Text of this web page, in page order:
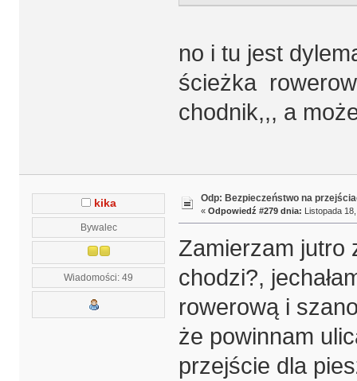
no i tu jest
ścieżka
chodnik,,, a
kika
Bywalec
Wiadomości: 49
Odp: Bezpieczeństwo na
« Odpowiedź #279 dnia: Listopada
Zamierzam jutro
chodzi?,
rowerową i
że powinnam
przejście dla